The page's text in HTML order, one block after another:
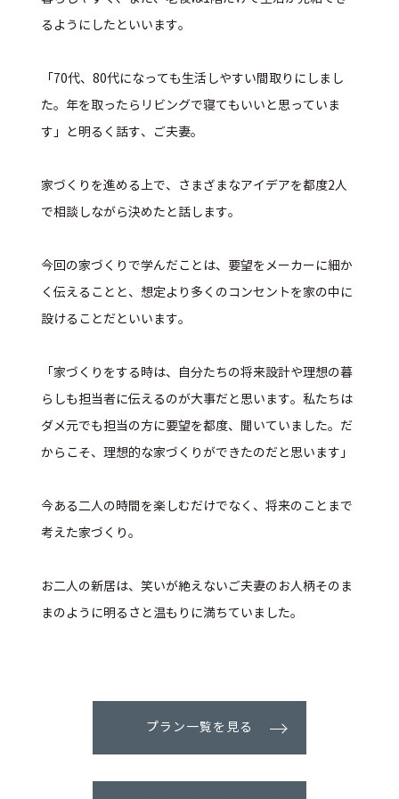
るようにしたといいます。
「70代、80代になっても生活しやすい間取りにしまし
た。年を取ったらリビングで寝てもいいと思っていま
す」と明るく話す、ご夫妻。
家づくりを進める上で、さまざまなアイデアを都度2人
で相談しながら決めたと話します。
今回の家づくりで学んだことは、要望をメーカーに細か
く伝えることと、想定より多くのコンセントを家の中に
設けることだといいます。
「家づくりをする時は、自分たちの将来設計や理想の暮
らしも担当者に伝えるのが大事だと思います。私たちは
ダメ元でも担当の方に要望を都度、聞いていました。だ
からこそ、理想的な家づくりができたのだと思います」
今ある二人の時間を楽しむだけでなく、将来のことまで
考えた家づくり。
お二人の新居は、笑いが絶えないご夫妻のお人柄そのま
まのように明るさと温もりに満ちていました。
プラン一覧を見る